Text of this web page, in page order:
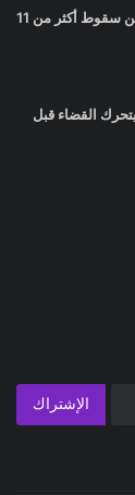
مجزرة في الجنوب: مصادر تكشف عن سقوط أكثر من 11
القضاء قبل
الإشتراك